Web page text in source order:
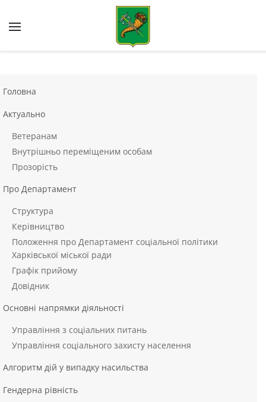
Skip to main content
Головна
Актуально
Ветеранам
Внутрішньо переміщеним особам
Прозорість
Про Департамент
Структура
Керівництво
Положення про Департамент соціальної політики
Харківської міської ради
Графік прийому
Довідник
Основні напрямки діяльності
Управління з соціальних питань
Управління соціального захисту населення
Алгоритм дій у випадку насильства
Гендерна рівність